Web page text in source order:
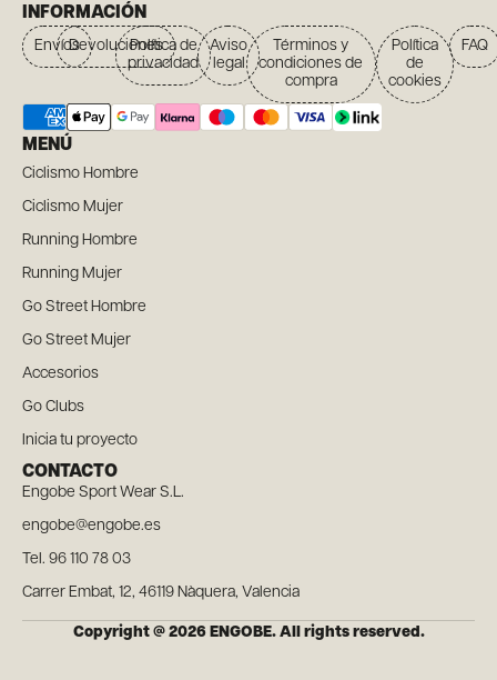
INFORMACIÓN
EnvíosDevolucionesPolítica de
privacidad
Aviso
legal
Términos y
condiciones de
compra
Política
de
cookies
FAQ
MENÚ
Ciclismo Hombre
Ciclismo Mujer
Running Hombre
Running Mujer
Go Street Hombre
Go Street Mujer
Accesorios
Go Clubs
Inicia tu proyecto
CONTACTO
Engobe Sport Wear S.L.
engobe@engobe.es
Tel. 96 110 78 03
Carrer Embat, 12, 46119 Nàquera, Valencia
Copyright @ 2026 ENGOBE. All rights reserved.